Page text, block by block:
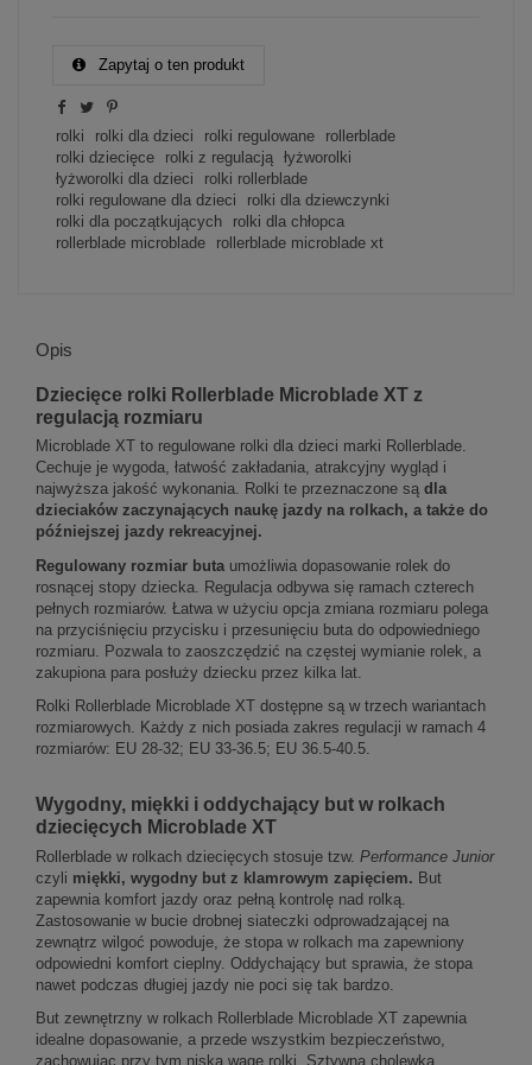
Zapytaj o ten produkt
rolki rolki dla dzieci rolki regulowane
rollerblade
rolki dziecięce
rolki z regulacją
łyżworolki
łyżworolki dla dzieci
rolki rollerblade
rolki regulowane dla dzieci
rolki dla dziewczynki
rolki dla początkujących
rolki dla chłopca
rollerblade microblade
rollerblade microblade xt
Opis
Dziecięce rolki Rollerblade Microblade XT z
regulacją rozmiaru
Microblade XT to regulowane rolki dla dzieci marki Rollerblade.
Cechuje je wygoda, łatwość zakładania, atrakcyjny wygląd i
najwyższa jakość wykonania. Rolki te przeznaczone są dla
dzieciaków zaczynających naukę jazdy na rolkach, a także do
późniejszej jazdy rekreacyjnej.
Regulowany rozmiar buta umożliwia dopasowanie rolek do
rosnącej stopy dziecka. Regulacja odbywa się ramach czterech
pełnych rozmiarów. Łatwa w użyciu opcja zmiana rozmiaru polega
na przyciśnięciu przycisku i przesunięciu buta do odpowiedniego
rozmiaru. Pozwala to zaoszczędzić na częstej wymianie rolek, a
zakupiona para posłuży dziecku przez kilka lat.
Rolki Rollerblade Microblade XT dostępne są w trzech wariantach
rozmiarowych. Każdy z nich posiada zakres regulacji w ramach 4
rozmiarów: EU 28-32; EU 33-36.5; EU 36.5-40.5.
Wygodny, miękki i oddychający but w rolkach
dziecięcych Microblade XT
Rollerblade w rolkach dziecięcych stosuje tzw. Performance Junior
czyli miękki, wygodny but z klamrowym zapięciem. But
zapewnia komfort jazdy oraz pełną kontrolę nad rolką.
Zastosowanie w bucie drobnej siateczki odprowadzającej na
zewnątrz wilgoć powoduje, że stopa w rolkach ma zapewniony
odpowiedni komfort cieplny. Oddychający but sprawia, że stopa
nawet podczas długiej jazdy nie poci się tak bardzo.
But zewnętrzny w rolkach Rollerblade Microblade XT zapewnia
idealne dopasowanie, a przede wszystkim bezpieczeństwo,
zachowując przy tym niską wagę rolki. Sztywna cholewka